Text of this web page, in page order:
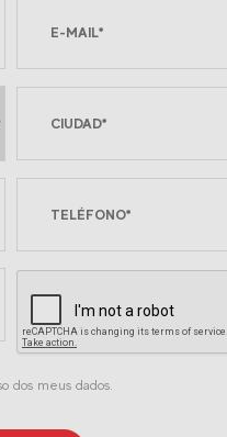
dos meus dados.